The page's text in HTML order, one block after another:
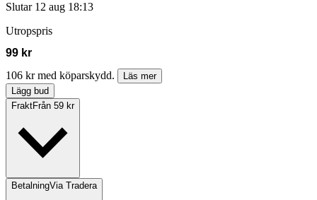
Slutar 12 aug 18:13
Utropspris
99 kr
106 kr med köparskydd.
Läs mer
Lägg bud
FraktFrån 59 kr
BetalningVia Tradera